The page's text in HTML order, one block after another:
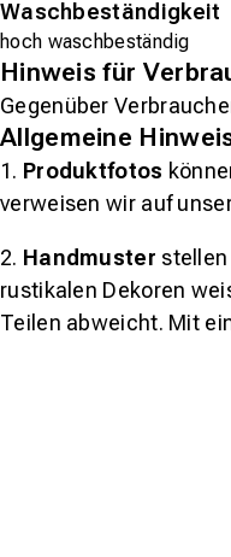
Waschbeständigkeit
hoch waschbeständig
Hinweis für
Gegenüber
Allgemeine
1. Produktfotos
verweisen wir auf
2. Handmuster
rustikalen Dekoren
Teilen abweicht. Mit